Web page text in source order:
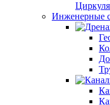
Инженерные